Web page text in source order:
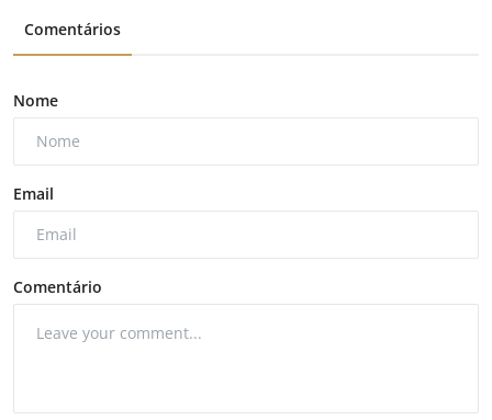
Comentários
Nome
Email
Comentário